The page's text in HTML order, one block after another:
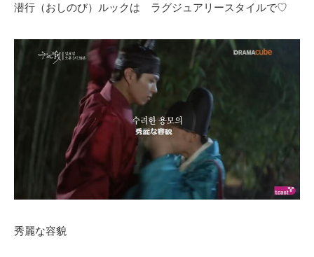
潜行（おしのび）ルックは ラグジュアリースタイルで♡
秀麗な容貌